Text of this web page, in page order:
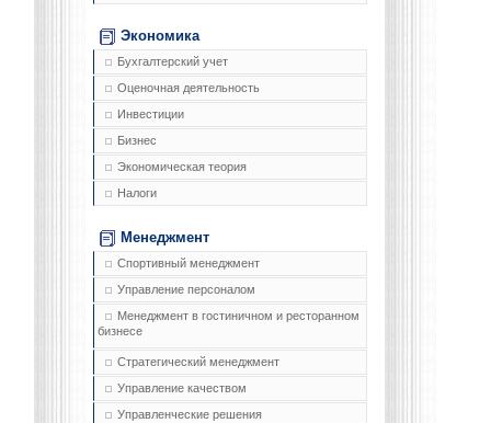
Экономика
Бухгалтерский учет
Оценочная деятельность
Инвестиции
Бизнес
Экономическая теория
Налоги
Менеджмент
Спортивный менеджмент
Управление персоналом
Менеджмент в гостиничном и ресторанном
бизнесе
Стратегический менеджмент
Управление качеством
Управленческие решения